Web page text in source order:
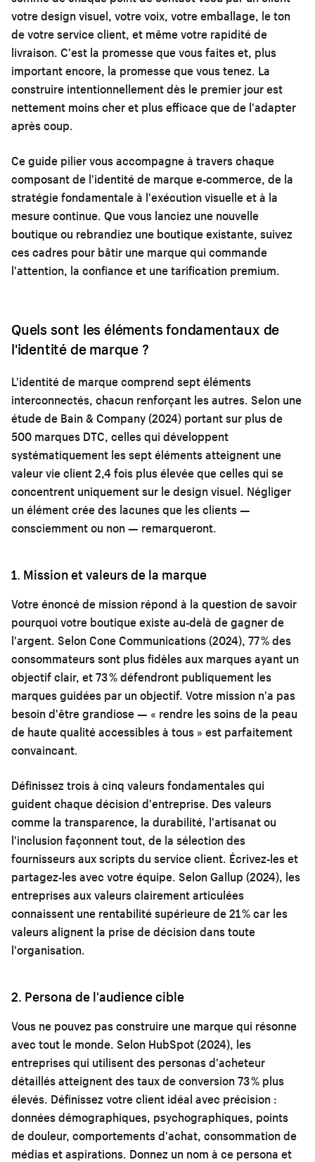
votre design visuel, votre voix, votre emballage, le ton
de votre service client, et même votre rapidité de
livraison. C'est la promesse que vous faites et, plus
important encore, la promesse que vous tenez. La
construire intentionnellement dès le premier jour est
nettement moins cher et plus efficace que de l'adapter
après coup.
Ce guide pilier vous accompagne à travers chaque
composant de l'identité de marque e-commerce, de la
stratégie fondamentale à l'exécution visuelle et à la
mesure continue. Que vous lanciez une nouvelle
boutique ou rebrandiez une boutique existante, suivez
ces cadres pour bâtir une marque qui commande
l'attention, la confiance et une tarification premium.
Quels sont les éléments fondamentaux de
l'identité de marque ?
L'identité de marque comprend sept éléments
interconnectés, chacun renforçant les autres. Selon une
étude de Bain & Company (2024) portant sur plus de
500 marques DTC, celles qui développent
systématiquement les sept éléments atteignent une
valeur vie client 2,4 fois plus élevée que celles qui se
concentrent uniquement sur le design visuel. Négliger
un élément crée des lacunes que les clients —
consciemment ou non — remarqueront.
1. Mission et valeurs de la marque
Votre énoncé de mission répond à la question de savoir
pourquoi votre boutique existe au-delà de gagner de
l'argent. Selon Cone Communications (2024), 77 % des
consommateurs sont plus fidèles aux marques ayant un
objectif clair, et 73 % défendront publiquement les
marques guidées par un objectif. Votre mission n'a pas
besoin d'être grandiose — « rendre les soins de la peau
de haute qualité accessibles à tous » est parfaitement
convaincant.
Définissez trois à cinq valeurs fondamentales qui
guident chaque décision d'entreprise. Des valeurs
comme la transparence, la durabilité, l'artisanat ou
l'inclusion façonnent tout, de la sélection des
fournisseurs aux scripts du service client. Écrivez-les et
partagez-les avec votre équipe. Selon Gallup (2024), les
entreprises aux valeurs clairement articulées
connaissent une rentabilité supérieure de 21 % car les
valeurs alignent la prise de décision dans toute
l'organisation.
2. Persona de l'audience cible
Vous ne pouvez pas construire une marque qui résonne
avec tout le monde. Selon HubSpot (2024), les
entreprises qui utilisent des personas d'acheteur
détaillés atteignent des taux de conversion 73 % plus
élevés. Définissez votre client idéal avec précision :
données démographiques, psychographiques, points
de douleur, comportements d'achat, consommation de
médias et aspirations. Donnez un nom à ce persona et